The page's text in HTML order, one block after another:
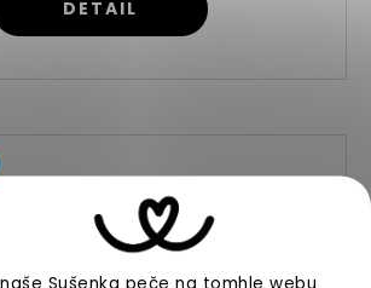
Sušenka peče na tomhle webu
DETAIL